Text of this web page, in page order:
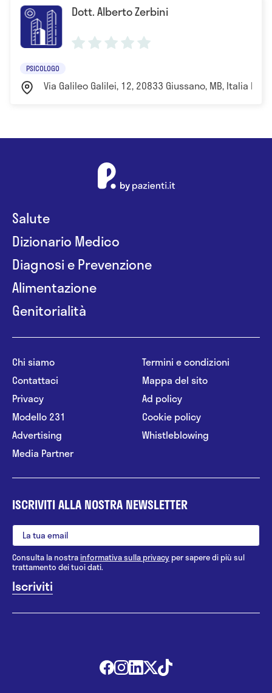
Dott. Alberto Zerbini
PSICOLOGO
Via Galileo Galilei, 12, 20833 Giussano, MB, Italia
Salute
Dizionario Medico
Diagnosi e Prevenzione
Alimentazione
Genitorialità
Chi siamo
Contattaci
Privacy
Modello 231
Advertising
Media Partner
Termini e condizioni
Mappa del sito
Ad policy
Cookie policy
Whistleblowing
ISCRIVITI ALLA NOSTRA NEWSLETTER
Consulta la nostrainformativa sulla privacy per sapere di più sul
trattamento dei tuoi dati.